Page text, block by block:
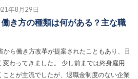
年8月29日
き方の種類は何がある？主な職
ら働き方改革が提案されたこともあり、日
わってきました。 少し前までは終身雇用
ことが主流でしたが、退職金制度のない企業